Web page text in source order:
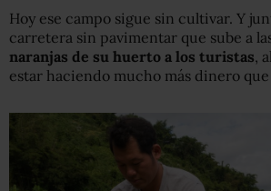
Hoy ese campo sigue sin cultivar. Y
carretera sin pavimentar que sube a
naranjas de su huerto a los turistas ,
estar haciendo mucho más dinero